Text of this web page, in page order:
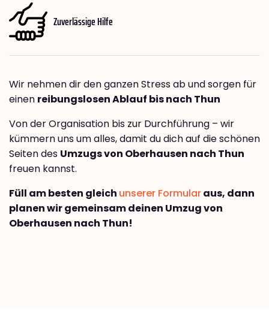
Zuverlässige Hilfe
Wir nehmen dir den ganzen Stress ab und sorgen für
einen reibungslosen Ablauf bis nach Thun
Von der Organisation bis zur Durchführung – wir
kümmern uns um alles, damit du dich auf die schönen
Seiten des Umzugs von Oberhausen nach Thun
freuen kannst.
Füll am besten gleich unserer Formularaus, dann
planen wir gemeinsam deinen Umzug von
Oberhausen nach Thun!